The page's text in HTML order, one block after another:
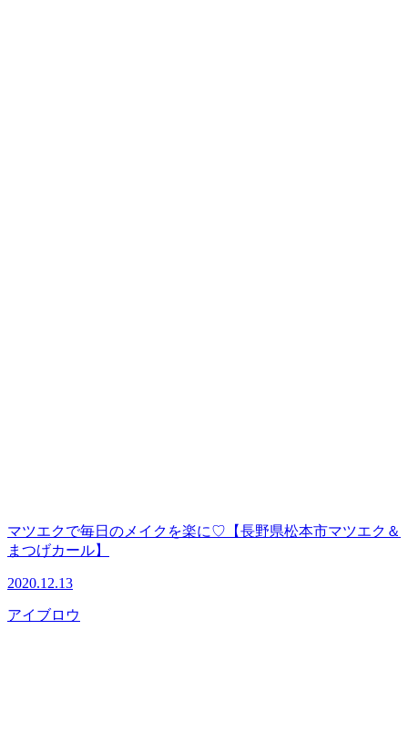
マツエクで毎日のメイクを楽に♡【長野県松本市マツエク＆
まつげカール】
2020.12.13
アイブロウ